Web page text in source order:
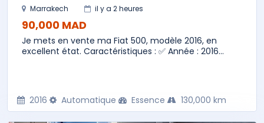
Marrakech il y a 2 heures
90,000 MAD
Je mets en vente ma Fiat 500, modèle 2016, en
excellent état. Caractéristiques : ✅ Année : 2016...
2016 Automatique Essence 130,000 km